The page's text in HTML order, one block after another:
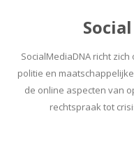
SocialMediaDNA richt
politie en
de online aspecten van
rechtspraak tot